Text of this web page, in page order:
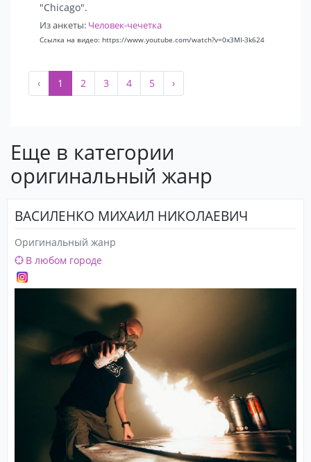
"Chicago".
Из анкеты: Человек-чечетка
Ссылка на видео: https://www.youtube.com/watch?v=0x3MI-3k624
‹ 1 2 3 4 5 ›
Еще в категории
оригинальный жанр
ВАСИЛЕНКО МИХАИЛ НИКОЛАЕВИЧ
Оригинальный жанр
В любом городе